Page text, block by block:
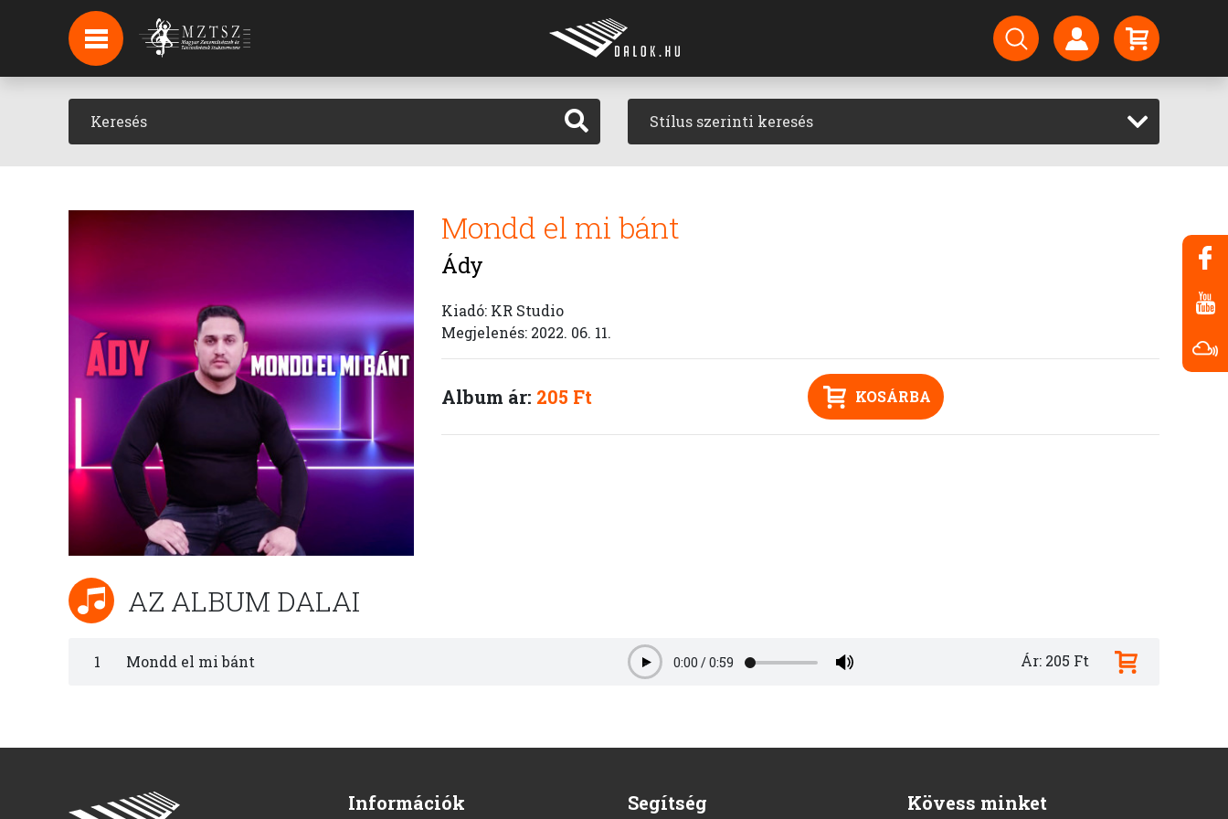
HÍREK
HÍRLEVÉL FELIRATKOZÁS
PODCAST Stílus szerinti keresés
Mondd el mi bánt
Ády
Kiadó: KR Studio
Megjelenés: 2022. 06. 11.
Album ár: 205 Ft KOSÁRBA
AZ ALBUM DALAI
1 Mondd el mi bánt Play0:00 /0:59 Ár: 205 Ft
Információk Segítség Kövess minket